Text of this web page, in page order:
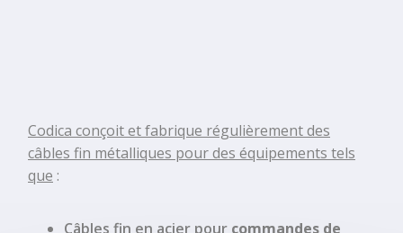
câble zamak
injecté
tambour
Codica conçoit et fabrique régulièrement des
câbles fin métalliques pour des équipements tels
que :
Câbles fin en acier pour commandes de